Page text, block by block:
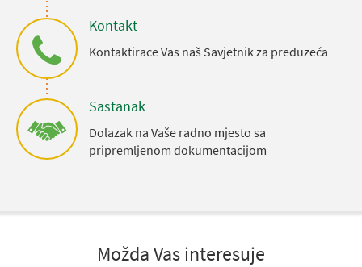
Kontakt
Kontaktirace Vas naš Savjetnik za preduzeća
Sastanak
Dolazak na Vaše radno mjesto sa
pripremljenom dokumentacijom
Možda Vas interesuje